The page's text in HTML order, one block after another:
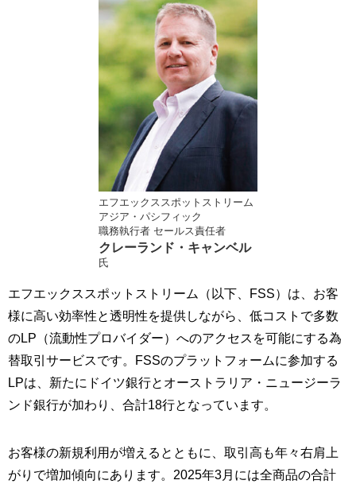
エフエックススポットストリーム
アジア・パシフィック
職務執行者 セールス責任者
クレーランド・キャンベル
氏
エフエックススポットストリーム（以下、FSS）は、お客
様に高い効率性と透明性を提供しながら、低コストで多数
のLP（流動性プロバイダー）へのアクセスを可能にする為
替取引サービスです。FSSのプラットフォームに参加する
LPは、新たにドイツ銀行とオーストラリア・ニュージーラ
ンド銀行が加わり、合計18行となっています。
お客様の新規利用が増えるとともに、取引高も年々右肩上
がりで増加傾向にあります。2025年3月には全商品の合計